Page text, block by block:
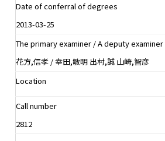
Date of conferral of degrees
2013-03-25
The primary examiner / A deputy examiner
花方,信孝 / 幸田,敏明 出村,誠 山崎,智彦
Location
Call number
2812